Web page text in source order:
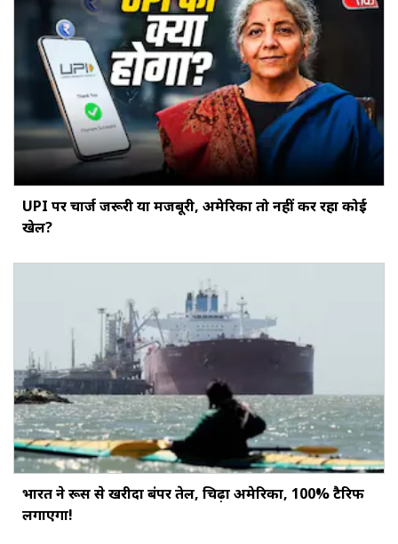
UPI पर चार्ज जरूरी या मजबूरी, अमेरिका तो नहीं कर रहा कोई
खेल?
भारत ने रूस से खरीदा बंपर तेल, चिढ़ा अमेरिका, 100% टैरिफ
लगाएगा!